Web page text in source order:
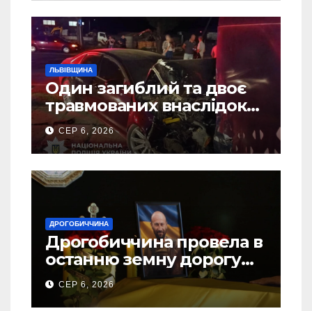
ЛЬВІВЩИНА
Один загиблий та двоє
травмованих внаслідок
ДТП на Самбірщині
СЕР 6, 2026
ДРОГОБИЧЧИНА
Дрогобиччина провела в
останню земну дорогу
свого Захисника – Олега
Торського
СЕР 6, 2026